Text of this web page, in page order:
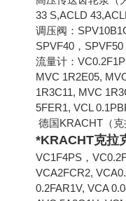
33 S,ACLD
调压阀：
SPVF40，
流量计：
MVC 1R2E05,
1R3C11, MVC
5FER1, VCL
德国KRACHT（
*KRACHT克拉
VC1F4PS，
VCA2FCR2,
0.2FAR1V, VCA